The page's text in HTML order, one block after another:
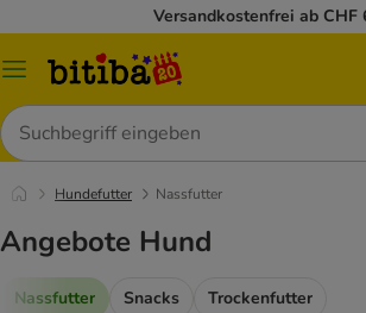
Versandkostenfrei ab CHF
Menü
Suchen
Hundefutter Nassfutter
Angebote Hund
Nassfutter Snacks Trockenfutter